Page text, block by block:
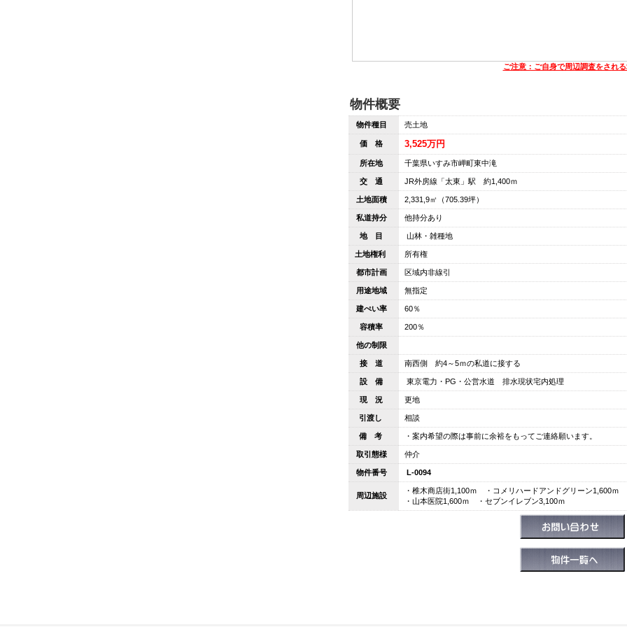
ご注意：ご自身で周辺調査をされ
物件概要
物件種目 売土地
価 格 3,525万円
所在地 千葉県いすみ市岬町東中滝
交 通 JR外房線「太東」駅 約1,400ｍ
土地面積 2,331,9㎡（705.39坪）
私道持分 他持分あり
地 目 山林・雑種地
土地権利 所有権
都市計画 区域内非線引
用途地域 無指定
建ぺい率 60％
容積率 200％
他の制限
接 道 南西側 約4～5ｍの私道に接する
設 備 東京電力・PG・公営水道 排水現状宅内処理
現 況 更地
引渡し 相談
備 考 ・案内希望の際は事前に余裕をもってご連絡願います。
取引態様 仲介
物件番号 L-0094
周辺施設
・椎木商店街1,100ｍ ・コメリハードアンドグリーン1,600ｍ
・山本医院1,600ｍ ・セブンイレブン3,100ｍ